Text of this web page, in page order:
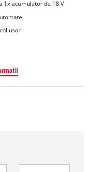
1x acumulator de 18 V
usor